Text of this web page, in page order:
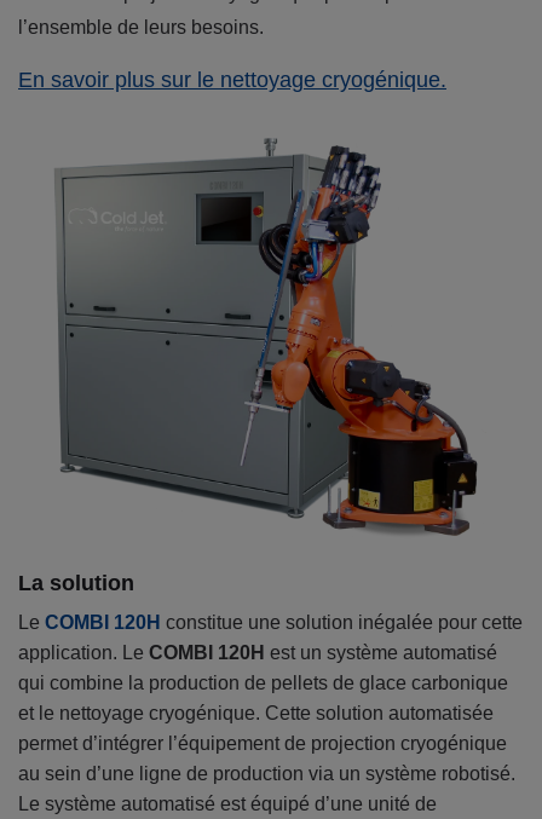
l’ensemble de leurs besoins.
En savoir plus sur le nettoyage cryogénique.
La solution
Le COMBI 120H constitue une solution inégalée pour cette
application. Le COMBI 120H est un système automatisé
qui combine la production de pellets de glace carbonique
et le nettoyage cryogénique. Cette solution automatisée
permet d’intégrer l’équipement de projection cryogénique
au sein d’une ligne de production via un système robotisé.
Le système automatisé est équipé d’une unité de